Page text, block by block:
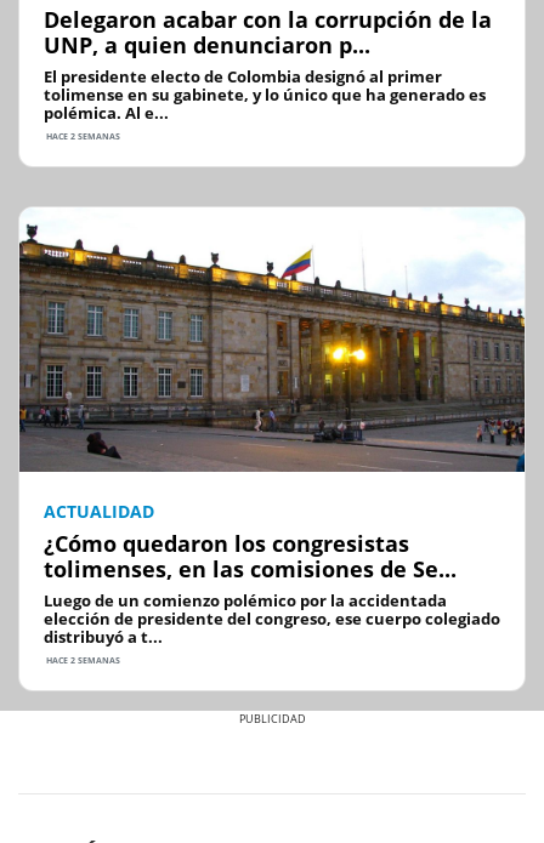
Delegaron acabar con la corrupción de la
UNP, a quien denunciaron p...
El presidente electo de Colombia designó al primer
tolimense en su gabinete, y lo único que ha generado es
polémica. Al e...
HACE 2 SEMANAS
ACTUALIDAD
¿Cómo quedaron los congresistas
tolimenses, en las comisiones de Se...
Luego de un comienzo polémico por la accidentada
elección de presidente del congreso, ese cuerpo colegiado
distribuyó a t...
HACE 2 SEMANAS